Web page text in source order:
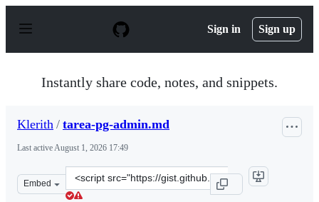
p
Sign in Sign up
Instantly share code, notes, and snippets.
Klerith / tarea-pg-admin.md
Last activeAugust 1, 2026 17:49
Embed
Clone
this